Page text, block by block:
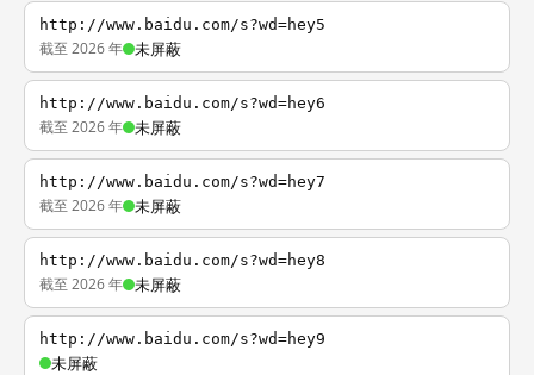
http://www.baidu.com/s?wd=hey5
截至 2026 年 未屏蔽
http://www.baidu.com/s?wd=hey6
截至 2026 年 未屏蔽
http://www.baidu.com/s?wd=hey7
截至 2026 年 未屏蔽
http://www.baidu.com/s?wd=hey8
截至 2026 年 未屏蔽
http://www.baidu.com/s?wd=hey9
未屏蔽